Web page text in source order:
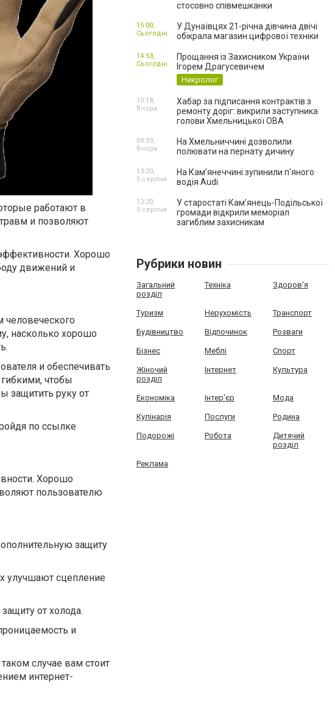
работают в
и позволяют
Хорошо
движений и
человеческого
насколько хорошо
и обеспечивать
чтобы
защитить руку от
по ссылке
Хорошо
пользователю
защиту
улучшают сцепление
от холода.
и
случае вам стоит
интернет-
стосовно співмешканки
У Дунаївцях 21-річна дівчина двічі
обікрала магазин цифрової техніки
15:00,
Сьогодні
Прощання із Захисником України
Ігорем Драгусевичем
Некролог
14:53,
Сьогодні
Хабар за підписання контрактів з
ремонту доріг: викрили заступника
голови Хмельницької ОВА
10:18,
Вчора
На Хмельниччині дозволили
полювати на пернату дичину
09:59,
Вчора
На Камʼянеччині зупинили п'яного
водія Audi
13:20,
5 серпня
У старостаті Кам’янець-Подільської
громади відкрили меморіал
загиблим захисникам
12:20,
5 серпня
Рубрики новин
Загальний
розділ
Техніка Здоров'я
Туризм Нерухомість Транспорт
Будівництво Відпочинок Розваги
Бізнес Меблі Спорт
Жіночий
розділ
Інтернет Культура
Економіка Інтер'єр Мода
Кулінарія Послуги Родина
Подорожі Робота
Дитячий
розділ
Реклама